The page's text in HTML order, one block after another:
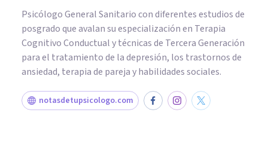
Psicólogo General Sanitario con diferentes estudios de
posgrado que avalan su especialización en Terapia
Cognitivo Conductual y técnicas de Tercera Generación
para el tratamiento de la depresión, los trastornos de
ansiedad, terapia de pareja y habilidades sociales.
notasdetupsicologo.com